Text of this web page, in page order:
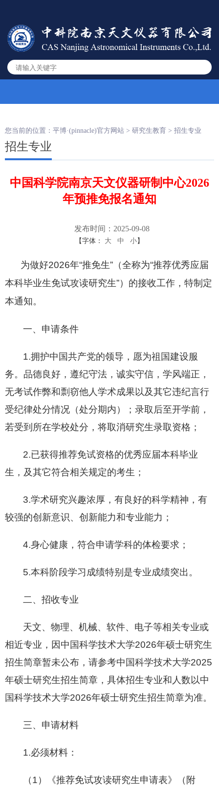
您当前的位置： 平博·(pinnacle)官方网站 > 研究生教育 > 招生专业
招生专业
中国科学院南京天文仪器研制中心2026
年预推免报名通知
发布时间：2025-09-08
【字体： 大 中 小】
为做好2026年“推免生”（全称为“推荐优秀应届
本科毕业生免试攻读研究生”）的接收工作，特制定
本通知。
一、申请条件
1.拥护中国共产党的领导，愿为祖国建设服
务。品德良好，遵纪守法，诚实守信，学风端正，
无考试作弊和剽窃他人学术成果以及其它违纪言行
受纪律处分情况（处分期内）；录取后至开学前，
若受到所在学校处分，将取消研究生录取资格；
2.已获得推荐免试资格的优秀应届本科毕业
生，及其它符合相关规定的考生；
3.学术研究兴趣浓厚，有良好的科学精神，有
较强的创新意识、创新能力和专业能力；
4.身心健康，符合申请学科的体检要求；
5.本科阶段学习成绩特别是专业成绩突出。
二、招收专业
天文、物理、机械、软件、电子等相关专业或
相近专业，因中国科学技术大学2026年硕士研究生
招生简章暂未公布，请参考中国科学技术大学2025
年硕士研究生招生简章，具体招生专业和人数以中
国科学技术大学2026年硕士研究生招生简章为准。
三、申请材料
1.必须材料：
（1）《推荐免试攻读研究生申请表》（附